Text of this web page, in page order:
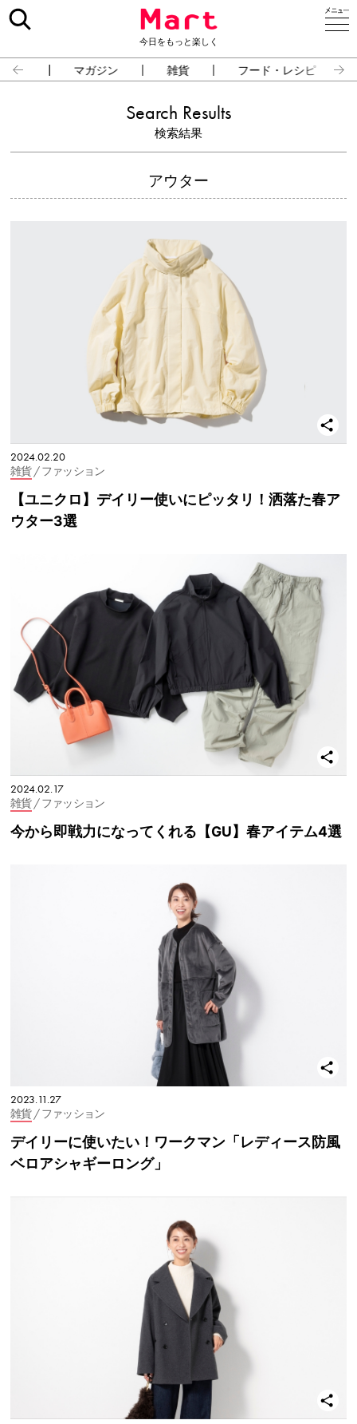
今日をもっと楽しく
占い マガジン 雑貨 フード・レシピ
Search Results
検索結果
アウター
2024.02.20
雑貨/ ファッション
【ユニクロ】デイリー使いにピッタリ！洒落た春ア
ウター3選
2024.02.17
雑貨/ ファッション
今から即戦力になってくれる【GU】春アイテム4選
2023.11.27
雑貨/ ファッション
デイリーに使いたい！ワークマン「​​レディース防風
ベロアシャギーロング」